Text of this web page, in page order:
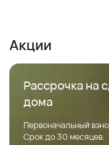
Акции
Рассрочка на
дома
Первоначальный
Срок до 30 месяцев.